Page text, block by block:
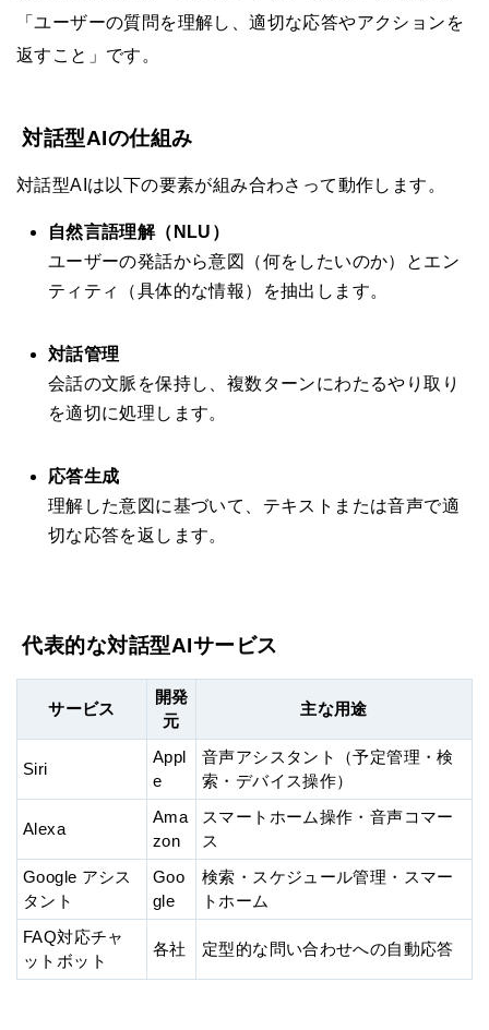
「ユーザーの質問を理解し、適切な応答やアクションを
返すこと」です。
対話型AIの仕組み
対話型AIは以下の要素が組み合わさって動作します。
自然言語理解（NLU）
ユーザーの発話から意図（何をしたいのか）とエン
ティティ（具体的な情報）を抽出します。
対話管理
会話の文脈を保持し、複数ターンにわたるやり取り
を適切に処理します。
応答生成
理解した意図に基づいて、テキストまたは音声で適
切な応答を返します。
代表的な対話型AIサービス
サービス
開発
元
主な用途
Siri
Appl
e
音声アシスタント（予定管理・検
索・デバイス操作）
Alexa
Ama
zon
スマートホーム操作・音声コマー
ス
Google アシス
タント
Goo
gle
検索・スケジュール管理・スマー
トホーム
FAQ対応チャ
ットボット
各社 定型的な問い合わせへの自動応答